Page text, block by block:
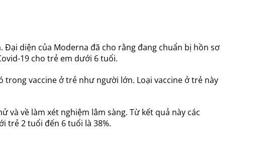
diện của Moderna đã cho rằng đang chuẩn bị hồn sơ
19 cho trẻ em dưới 6 tuổi.
vaccine ở trẻ như người lớn. Loại vaccine ở trẻ này
về làm xét nghiệm lâm sàng. Từ kết quả này các
trẻ 2 tuổi đến 6 tuổi là 38%.